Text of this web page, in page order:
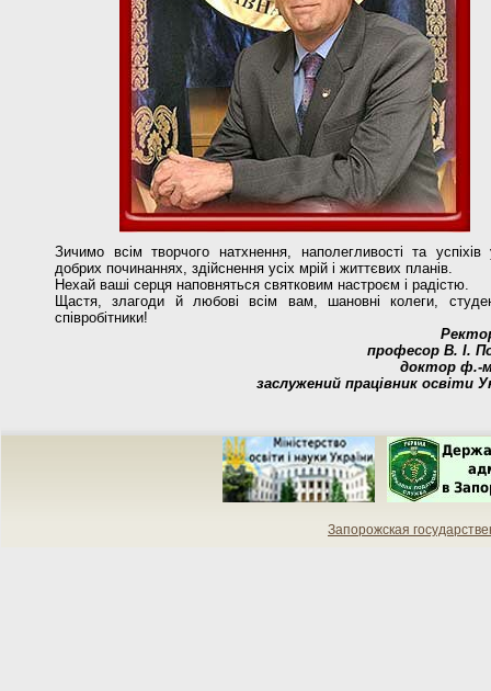
Зичимо всім творчого натхнення, наполегливості та успіхів
добрих починаннях, здійснення усіх мрій і життєвих планів.
Нехай ваші серця наповняться святковим настроєм і радістю.
Щастя, злагоди й любові всім вам, шановні колеги,
співробітники!
професор В. І.
доктор ф.-
заслужений працівник освіти
Запорожская